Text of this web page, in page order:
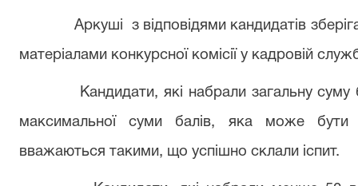
Аркуші з відповідями кандидатів
матеріалами конкурсної комісії у кадровій
Кандидати, які набрали загальну
максимальної суми балів, яка може бути
вважаються такими, що успішно склали іспит.